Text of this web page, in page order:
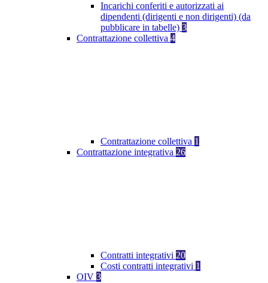
Incarichi conferiti e autorizzati ai
dipendenti (dirigenti e non dirigenti) (da
pubblicare in tabelle) 3
Contrattazione collettiva 4
Contrattazione collettiva 1
Contrattazione integrativa 26
Contratti integrativi 20
Costi contratti integrativi 1
OIV 3